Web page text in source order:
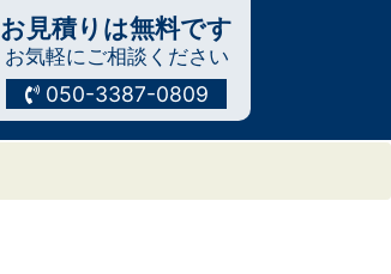
お見積りは無料です
お気軽にご相談ください
050-3387-0809